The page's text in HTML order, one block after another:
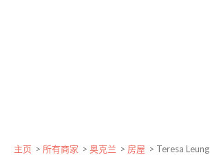
主页 > 所有商家 > 奥克兰 > 房屋 > Teresa Leung